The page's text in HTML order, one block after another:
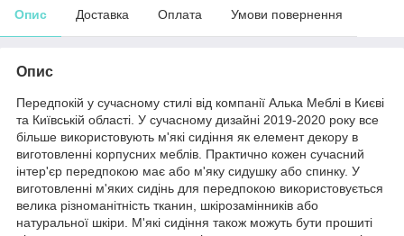
Опис Доставка Оплата Умови повернення
Опис
Передпокій у сучасному стилі від компанії Алька Меблі в Києві
та Київській області. У сучасному дизайні 2019-2020 року все
більше використовують м'які сидіння як елемент декору в
виготовленні корпусних меблів. Практично кожен сучасний
інтер'єр передпокою має або м'яку сидушку або спинку. У
виготовленні м'яких сидінь для передпокою використовується
велика різноманітність тканин, шкірозамінників або
натуральної шкіри. М'які сидіння також можуть бути прошиті